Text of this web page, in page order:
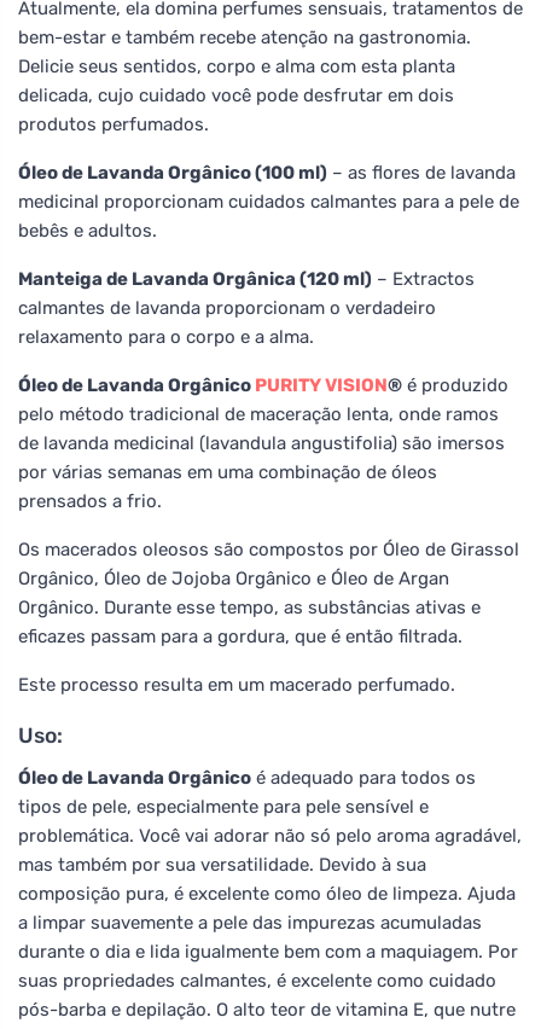
Atualmente, ela domina perfumes sensuais, tratamentos de
bem-estar e também recebe atenção na gastronomia.
Delicie seus sentidos, corpo e alma com esta planta
delicada, cujo cuidado você pode desfrutar em dois
produtos perfumados.
Óleo de Lavanda Orgânico (100 ml) – as flores de lavanda
medicinal proporcionam cuidados calmantes para a pele de
bebês e adultos.
Manteiga de Lavanda Orgânica (120 ml) – Extractos
calmantes de lavanda proporcionam o verdadeiro
relaxamento para o corpo e a alma.
Óleo de Lavanda Orgânico PURITY VISION® é produzido
pelo método tradicional de maceração lenta, onde ramos
de lavanda medicinal (lavandula angustifolia) são imersos
por várias semanas em uma combinação de óleos
prensados a frio.
Os macerados oleosos são compostos por Óleo de Girassol
Orgânico, Óleo de Jojoba Orgânico e Óleo de Argan
Orgânico. Durante esse tempo, as substâncias ativas e
eficazes passam para a gordura, que é então filtrada.
Este processo resulta em um macerado perfumado.
Uso:
Óleo de Lavanda Orgânico é adequado para todos os
tipos de pele, especialmente para pele sensível e
problemática. Você vai adorar não só pelo aroma agradável,
mas também por sua versatilidade. Devido à sua
composição pura, é excelente como óleo de limpeza. Ajuda
a limpar suavemente a pele das impurezas acumuladas
durante o dia e lida igualmente bem com a maquiagem. Por
suas propriedades calmantes, é excelente como cuidado
pós-barba e depilação. O alto teor de vitamina E, que nutre